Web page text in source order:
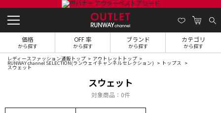
価格
から探す
OFF 率
から探す
ブランド
から探す
カテゴリ
から探す
レディースファッション通販トップ アウトレットトップ
RUNWAY channel SELECTION(ランウェイチャンネルセレクション) トップス
スウェット
スウェット
対象商品： 0件